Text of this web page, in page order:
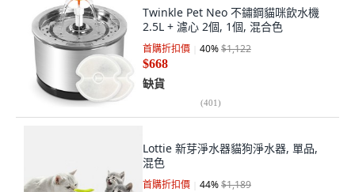
Twinkle Pet Neo 不鏽鋼貓咪飲水機
2.5L + 濾心 2個, 1個, 混合色
首購折扣價 40%$1,122
$668
缺貨
(401)
Lottie 新芽淨水器貓狗淨水器, 單品,
混色
首購折扣價 44%$1,189